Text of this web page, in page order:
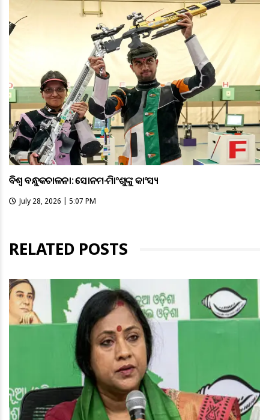
ବିଶ୍ବ ବନ୍ଧୁକଚାଳନା: ସୋନମ-ହିମାଂଶୁଙ୍କୁ କାଂସ୍ୟ
July 28, 2026 | 5:07 PM
RELATED POSTS